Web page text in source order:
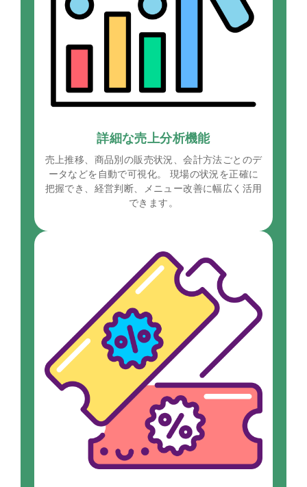
詳細な売上分析機能
売上推移、商品別の販売状況、会計方法ごとのデ
ータなどを自動で可視化。 現場の状況を正確に
把握でき、経営判断、メニュー改善に幅広く活用
できます。